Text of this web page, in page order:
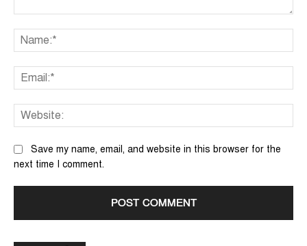
Save my name, email, and website in this browser for the
next time I comment.